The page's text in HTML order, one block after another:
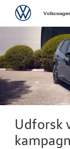
Volkswagen
Udforsk